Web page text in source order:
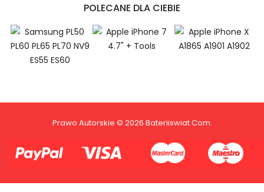
Niezależnie od tego, czy kupujesz w
kraju, czy za granicą, nie pobieramy od
Ciebie żadnych opłat transakcyjnych*.
Niewielką opłatę uiszcza jedynie
sprzedawca.
1.Model urządzenia
2.Numer produktu baterii
POLECANE DLA CIEBIE
Prawo Autorskie © 2026 Bateriiswiat.com.